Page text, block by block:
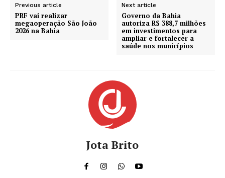
Previous article
PRF vai realizar
megaoperação São João
2026 na Bahia
Next article
Governo da Bahia
autoriza R$ 388,7 milhões
em investimentos para
ampliar e fortalecer a
saúde nos municípios
Jota Brito